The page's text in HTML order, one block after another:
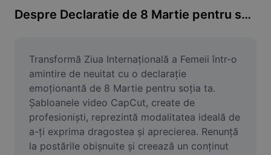
Redimensionare imagini
Generator de meme-uri
AI Text Remover
AI People Remover
AI Inpainting
Despre Declaratie de 8 Martie pentru sotie
Transformă Ziua Internațională a Femeii într-o
amintire de neuitat cu o declarație
emoționantă de 8 Martie pentru soția ta.
Șabloanele video CapCut, create de
profesioniști, reprezintă modalitatea ideală de
a-ți exprima dragostea și aprecierea. Renunță
la postările obișnuite și creează un conținut